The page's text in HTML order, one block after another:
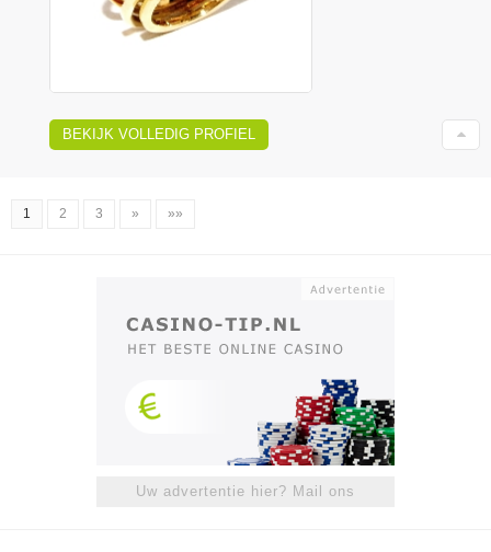
BEKIJK VOLLEDIG PROFIEL
1 2 3 » »»
Uw advertentie hier? Mail ons